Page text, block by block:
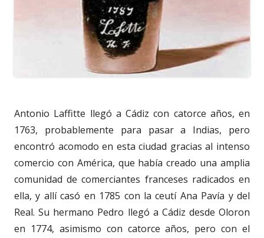
Antonio Laffitte llegó a Cádiz con catorce años, en
1763, probablemente para pasar a Indias, pero
encontró acomodo en esta ciudad gracias al intenso
comercio con América, que había creado una amplia
comunidad de comerciantes franceses radicados en
ella, y allí casó en 1785 con la ceutí Ana Pavía y del
Real. Su hermano Pedro llegó a Cádiz desde Oloron
en 1774, asimismo con catorce años, pero con el